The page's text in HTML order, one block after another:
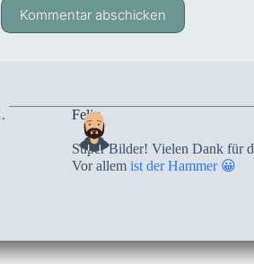
Kommentar abschicken
Felix
Super Bilder! Vielen Dank für
Vor allem ist der Hammer 😀